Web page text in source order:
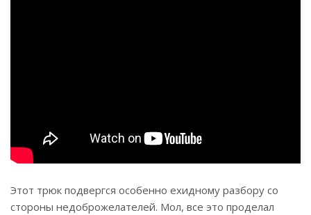
Этот трюк подвергся особенно ехидному разбору со
стороны недоброжелателей. Мол, все это проделал